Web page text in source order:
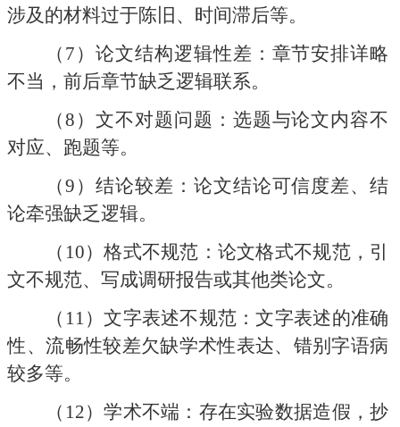
涉及的材料过于陈旧、时间滞后等。
（7）论文结构逻辑性差：章节安排详略
不当，前后章节缺乏逻辑联系。
（8）文不对题问题：选题与论文内容不
对应、跑题等。
（9）结论较差：论文结论可信度差、结
论牵强缺乏逻辑。
（10）格式不规范：论文格式不规范，引
文不规范、写成调研报告或其他类论文。
（11）文字表述不规范：文字表述的准确
性、流畅性较差欠缺学术性表达、错别字语病
较多等。
（12）学术不端：存在实验数据造假，抄